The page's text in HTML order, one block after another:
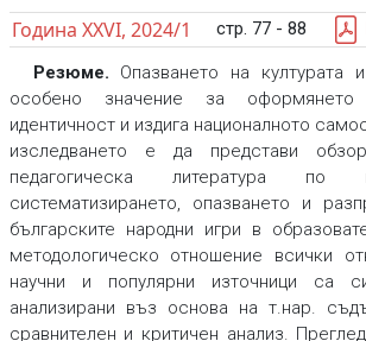
Година XXVI, 2024/1 стр. 77 - 88
Резюме. Опазването на културата
особено значение за оформянето
идентичност и издига националното
изследването е да представи
педагогическа литература по
систематизирането, опазването и
българските народни игри в
методологическо отношение всички
научни и популярни източници са
анализирани въз основа на т.нар.
сравнителен и критичен анализ.